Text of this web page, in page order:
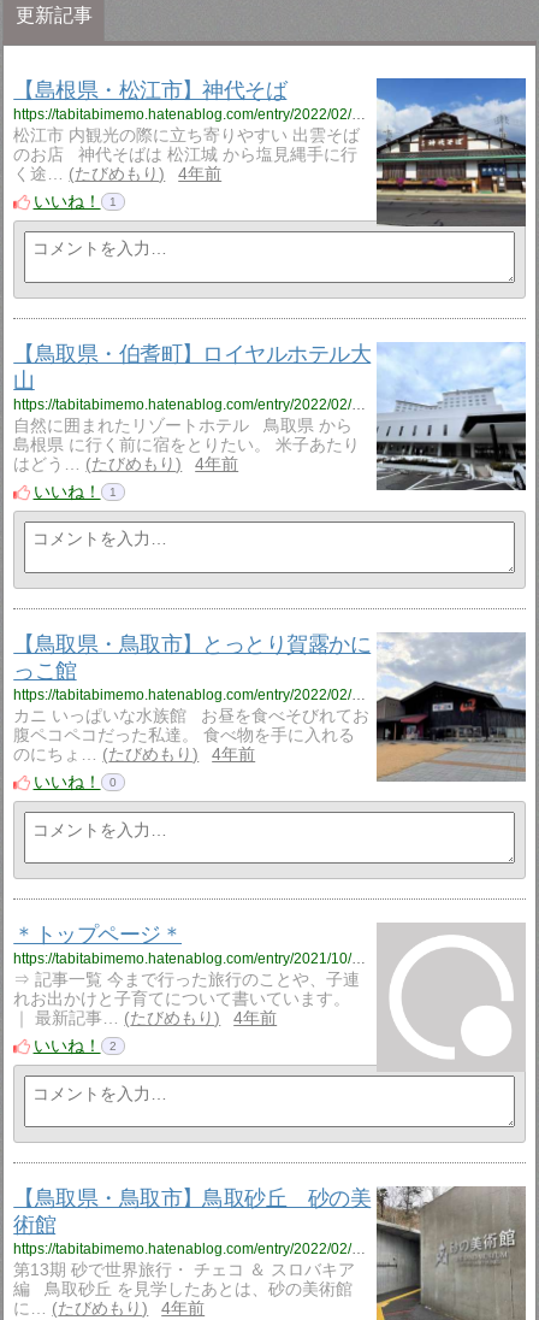
更新記事
【島根県・松江市】神代そば
https://tabitabimemo.hatenablog.com/entry/2022/02/28/170000
松江市 内観光の際に立ち寄りやすい 出雲そば
のお店 神代そばは 松江城 から塩見縄手に行
く途…
たびめもり
4年前
いいね！
1
【鳥取県・伯耆町】ロイヤルホテル大
山
https://tabitabimemo.hatenablog.com/entry/2022/02/22/200000
自然に囲まれたリゾートホテル 鳥取県 から
島根県 に行く前に宿をとりたい。 米子あたり
はどう…
たびめもり
4年前
いいね！
1
【鳥取県・鳥取市】とっとり賀露かに
っこ館
https://tabitabimemo.hatenablog.com/entry/2022/02/19/165142
カニ いっぱいな水族館 お昼を食べそびれてお
腹ペコペコだった私達。 食べ物を手に入れる
のにちょ…
たびめもり
4年前
いいね！
0
＊トップページ＊
https://tabitabimemo.hatenablog.com/entry/2021/10/13/115545
⇒ 記事一覧 今まで行った旅行のことや、子連
れお出かけと子育てについて書いています。
｜ 最新記事…
たびめもり
4年前
いいね！
2
【鳥取県・鳥取市】鳥取砂丘 砂の美
術館
https://tabitabimemo.hatenablog.com/entry/2022/02/14/200111
第13期 砂で世界旅行・ チェコ ＆ スロバキア
編 鳥取砂丘 を見学したあとは、砂の美術館
に…
たびめもり
4年前